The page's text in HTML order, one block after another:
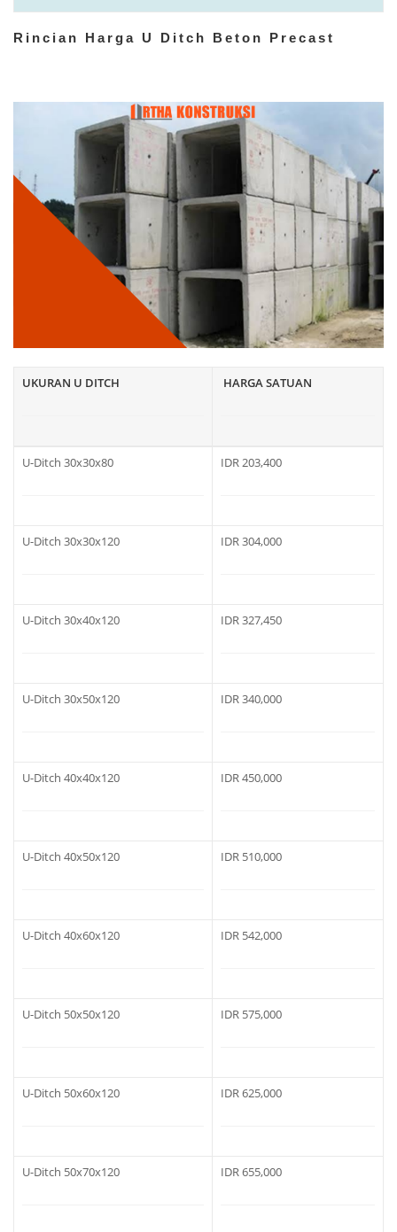
Rincian Harga U Ditch Beton Precast
UKURAN U DITCH HARGA SATUAN
U-Ditch 30x30x80 IDR 203,400
U-Ditch 30x30x120 IDR 304,000
U-Ditch 30x40x120 IDR 327,450
U-Ditch 30x50x120 IDR 340,000
U-Ditch 40x40x120 IDR 450,000
U-Ditch 40x50x120 IDR 510,000
U-Ditch 40x60x120 IDR 542,000
U-Ditch 50x50x120 IDR 575,000
U-Ditch 50x60x120 IDR 625,000
U-Ditch 50x70x120 IDR 655,000